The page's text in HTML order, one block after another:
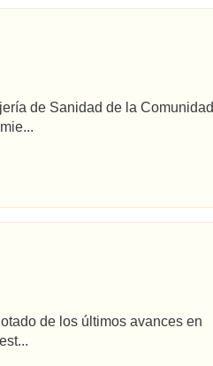
de Sanidad de la Comunidad
de los últimos avances en